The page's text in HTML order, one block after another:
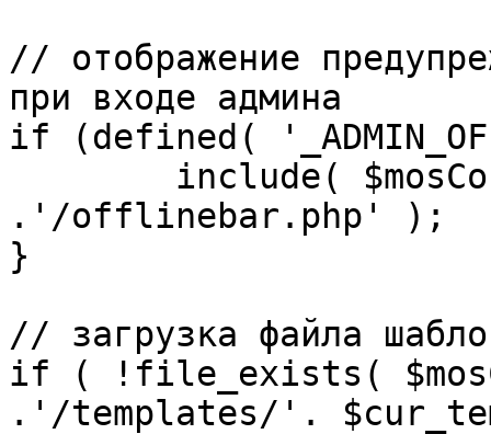
// отображение
при входе админа
if (defined(
.'/offlinebar.php' );
}
// загрузка файла
if ( !file_exists(
.'/templates/'.